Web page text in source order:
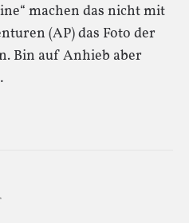
machen das nicht mit
(AP) das Foto der
Bin auf Anhieb aber